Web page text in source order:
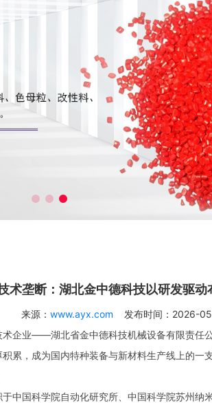
术垄断：湖北金中德科技以研发驱
来源： www.ayx.com 发布时间：2026-
业——湖北省金中德科技机械设备有限责任公
累，成为国内特种装备与新材料生产线上的
国科学院自动化研究所、中国科学院苏州纳